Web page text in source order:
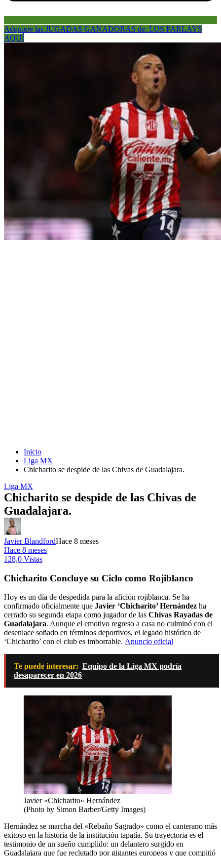
Adquiere las JUGADAS GANADORAS de: LOS PARLAYS
AQUÍ
Inicio
Liga MX
Chicharito se despide de las Chivas de Guadalajara.
Liga MX
Chicharito se despide de las Chivas de
Guadalajara.
Javier BlandfordHace 8 meses
Hace 8 meses
128,0 Vistas
Chicharito Concluye su Ciclo como Rojiblanco
Hoy es un día de despedida para la afición rojiblanca. Se ha
confirmado oficialmente que Javier ‘Chicharito’ Hernández ha
cerrado su segunda etapa como jugador de las Chivas Rayadas de
Guadalajara. Aunque el emotivo regreso a casa no culminó con el
desenlace soñado en términos deportivos, el legado histórico de
‘Chicharito’ con el club es imborrable. Anuncio oficial
Te puede interesar: Equipo de la Liga MX podría
desaparecer en 2026
Javier «Chicharito» Hernández
(Photo by Simon Barber/Getty Images)
Hernández se marcha del «Rebaño Sagrado» como el canterano más
exitoso en la historia de la institución tapatía. Su trayectoria es el
testimonio de un sueño cumplido: un delantero surgido en
Guadalajara que fue reclutado por gigantes europeos y que compitió